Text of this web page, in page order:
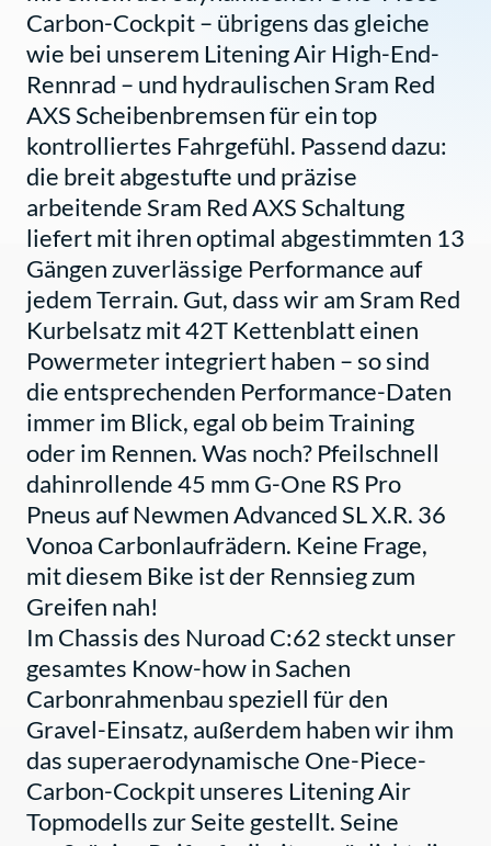
Carbon-Cockpit – übrigens das gleiche
wie bei unserem Litening Air High-End-
Rennrad – und hydraulischen Sram Red
AXS Scheibenbremsen für ein top
kontrolliertes Fahrgefühl. Passend dazu:
die breit abgestufte und präzise
arbeitende Sram Red AXS Schaltung
liefert mit ihren optimal abgestimmten 13
Gängen zuverlässige Performance auf
jedem Terrain. Gut, dass wir am Sram Red
Kurbelsatz mit 42T Kettenblatt einen
Powermeter integriert haben – so sind
die entsprechenden Performance-Daten
immer im Blick, egal ob beim Training
oder im Rennen. Was noch? Pfeilschnell
dahinrollende 45 mm G-One RS Pro
Pneus auf Newmen Advanced SL X.R. 36
Vonoa Carbonlaufrädern. Keine Frage,
mit diesem Bike ist der Rennsieg zum
Greifen nah!
Im Chassis des Nuroad C:62 steckt unser
gesamtes Know-how in Sachen
Carbonrahmenbau speziell für den
Gravel-Einsatz, außerdem haben wir ihm
das superaerodynamische One-Piece-
Carbon-Cockpit unseres Litening Air
Topmodells zur Seite gestellt. Seine